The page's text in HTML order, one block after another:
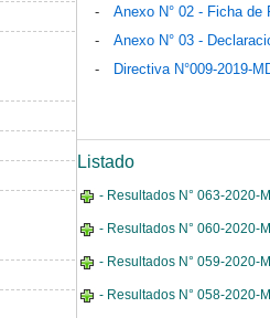
-
Anexo N° 02 - Ficha de
-
Anexo N° 03 -
-
Directiva N°009-2019-
Listado
- Resultados N° 063-2020-
- Resultados N° 060-2020-
- Resultados N° 059-2020-
- Resultados N° 058-2020-